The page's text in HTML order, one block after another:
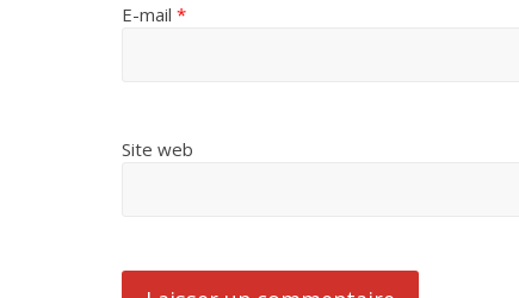
E-mail *
Site web